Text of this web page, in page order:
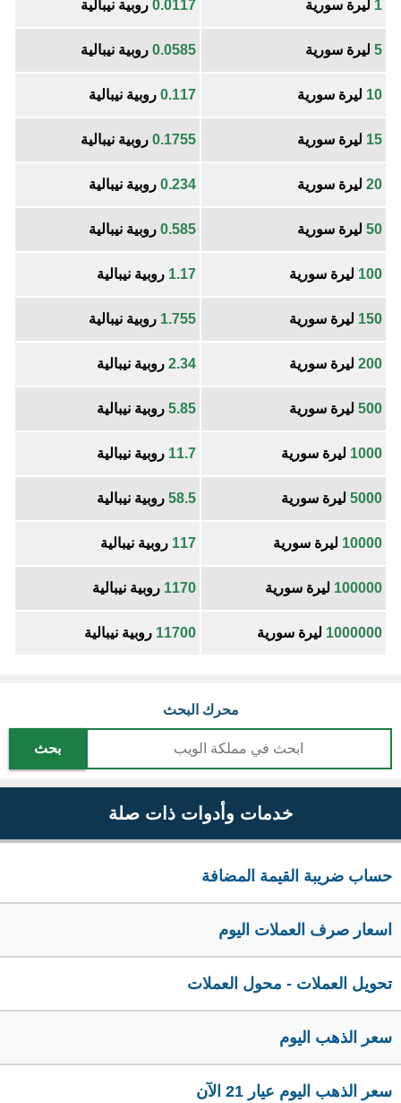
1 ليرة سورية 0.0117 روبية نيبالية
5 ليرة سورية 0.0585 روبية نيبالية
10 ليرة سورية 0.117 روبية نيبالية
15 ليرة سورية 0.1755 روبية نيبالية
20 ليرة سورية 0.234 روبية نيبالية
50 ليرة سورية 0.585 روبية نيبالية
100 ليرة سورية 1.17 روبية نيبالية
150 ليرة سورية 1.755 روبية نيبالية
200 ليرة سورية 2.34 روبية نيبالية
500 ليرة سورية 5.85 روبية نيبالية
1000 ليرة سورية 11.7 روبية نيبالية
5000 ليرة سورية 58.5 روبية نيبالية
10000 ليرة سورية 117 روبية نيبالية
100000 ليرة سورية 1170 روبية نيبالية
1000000 ليرة سورية 11700 روبية نيبالية
محرك البحث
بحث
خدمات وأدوات ذات صلة
حساب ضريبة القيمة المضافة
اسعار صرف العملات اليوم
تحويل العملات - محول العملات
سعر الذهب اليوم
سعر الذهب اليوم عيار 21 الآن